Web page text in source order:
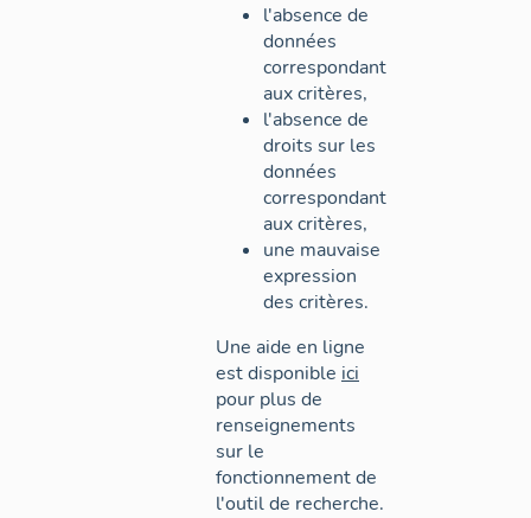
l'absence de
données
correspondant
aux critères,
l'absence de
droits sur les
données
correspondant
aux critères,
une mauvaise
expression
des critères.
Une aide en ligne
est disponible ici
pour plus de
renseignements
sur le
fonctionnement de
l'outil de recherche.